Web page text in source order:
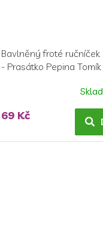
Bavlněný froté
- Prasátko Pepina
69 Kč